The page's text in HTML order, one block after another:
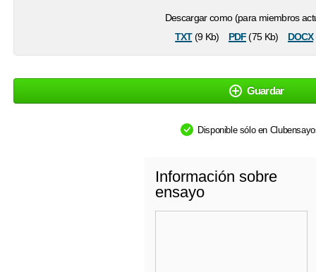
Descargar como (para miembros
txt(9 Kb) pdf(75 Kb) docx
Guardar
Disponible sólo en
Información sobre
ensayo